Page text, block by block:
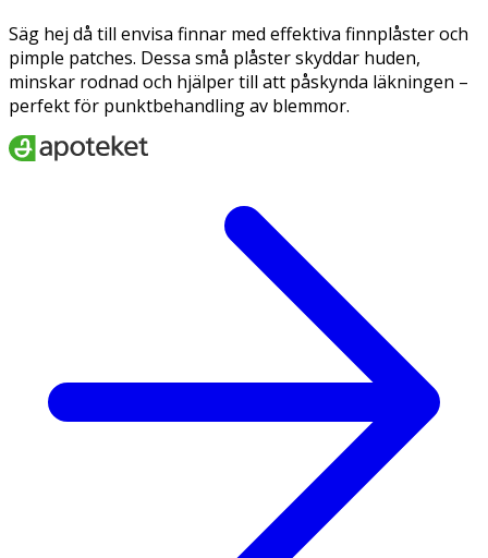
Säg hej då till envisa finnar med effektiva finnplåster och
pimple patches. Dessa små plåster skyddar huden,
minskar rodnad och hjälper till att påskynda läkningen –
perfekt för punktbehandling av blemmor.